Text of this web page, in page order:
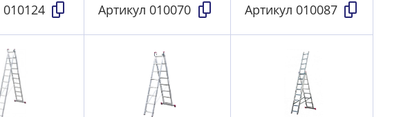
010124 Артикул 010070
Артикул 010087